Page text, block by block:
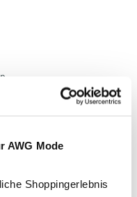
AWG Mode
Shoppingerlebnis